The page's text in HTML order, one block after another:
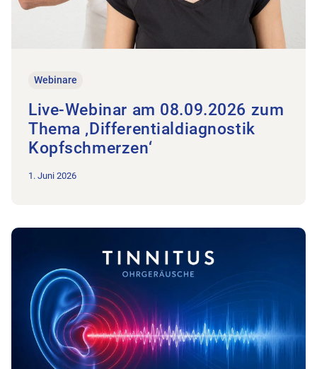
Webinare
Live-Webinar am 08.09.2026 zum
Thema ‚Differentialdiagnostik
Kopfschmerzen‘
1. Juni 2026
Zum Beitrag Live-Webinar am 26.10.2026 zum Thema